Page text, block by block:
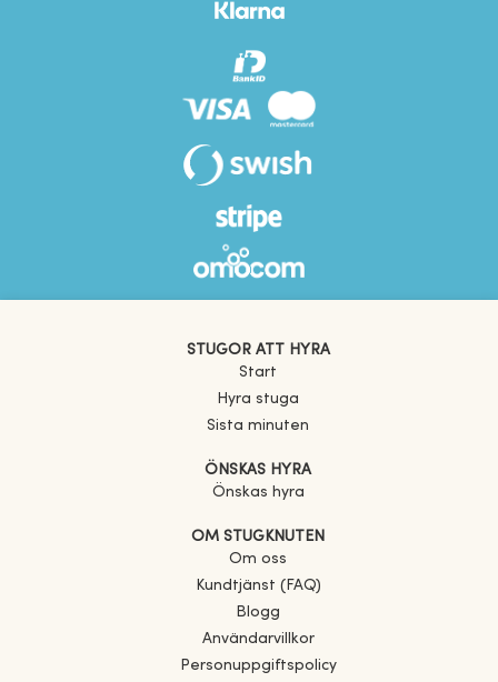
STUGOR ATT HYRA
Start
Hyra stuga
Sista minuten
ÖNSKAS HYRA
Önskas hyra
OM STUGKNUTEN
Om oss
Kundtjänst (FAQ)
Blogg
Användarvillkor
Personuppgiftspolicy